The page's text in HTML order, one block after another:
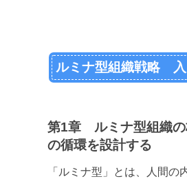
ルミナ型組織戦略
第1章 ルミナ型組織の
の循環を設計する
「ルミナ型」とは、人間の